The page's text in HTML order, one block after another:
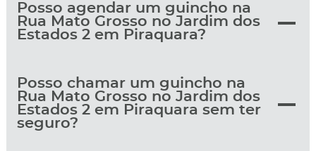
Posso agendar um guincho na
Rua Mato Grosso no Jardim dos
Estados 2 em Piraquara?
Posso chamar um guincho na
Rua Mato Grosso no Jardim dos
Estados 2 em Piraquara sem ter
seguro?